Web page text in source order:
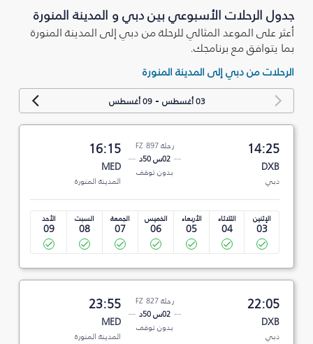
جدول الرحلات الأسبوعي بين دبي و المدينة المنورة
أعثر على الموعد المثالي للرحلة من دبي إلى المدينة المنورة
بما يتوافق مع برنامجك.
الرحلات من دبي إلى المدينة المنورة
03 أغسطس -09 أغسطس
14:25
DXB
دبي
رحلة FZ 897
02س 50د
بدون توقف
16:15
MED
المدينة المنورة
الإثنين
03
الثلاثاء
04
الأربعاء
05
الخميس
06
الجمعة
07
السبت
08
الأحد
09
22:05
DXB
دبي
رحلة FZ 827
02س 50د
بدون توقف
23:55
MED
المدينة المنورة